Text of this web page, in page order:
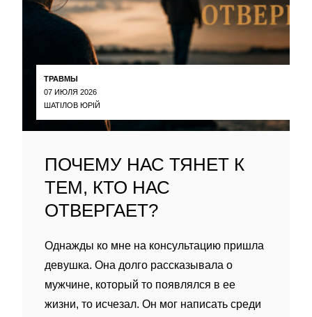
ТРАВМЫ
07 ИЮЛЯ 2026
ШАТІЛОВ ЮРІЙ
ПОЧЕМУ НАС ТЯНЕТ К
ТЕМ, КТО НАС
ОТВЕРГАЕТ?
Однажды ко мне на консультацию пришла
девушка. Она долго рассказывала о
мужчине, который то появлялся в ее
жизни, то исчезал. Он мог написать среди